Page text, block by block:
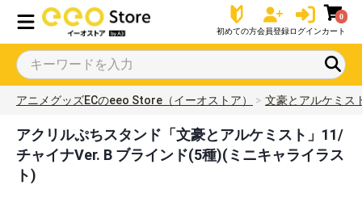
初めての方会員登録ログイン
0
カート
アニメグッズECのeeo Store（イーオストア） 文豪とアルケミス
アクリルぷちスタンド「文豪とアルケミスト」11/
チャイナVer. B ブラインド(5種)(ミニキャライラス
ト)